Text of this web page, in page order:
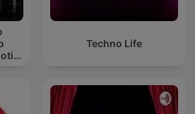
Techno Life